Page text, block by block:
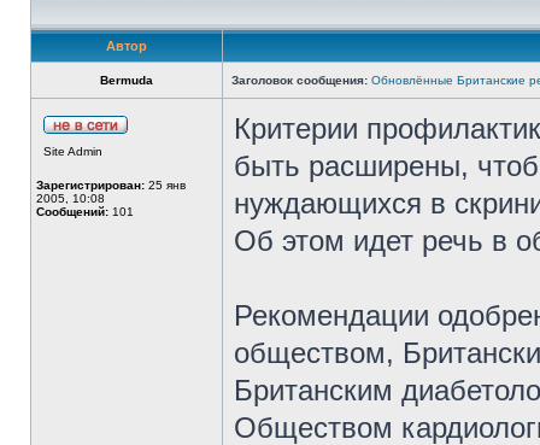
Автор
Bermuda Заголовок сообщения: Обновлённые Британские
Site Admin
Зарегистрирован: 25 янв
2005, 10:08
Сообщений: 101
Критерии
быть расширены,
нуждающихся в
Об этом идет речь в
Рекомендации
обществом,
Британским
Обществом